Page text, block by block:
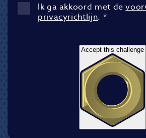
Ik ga akkoord met de
privacyrichtlijn. *
Accept this challenge